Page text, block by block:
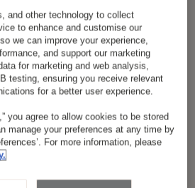
and other technology to collect
to enhance and customise our
we can improve your experience,
and support our marketing
for marketing and web analysis,
testing, ensuring you receive relevant
for a better user experience.
you agree to allow cookies to be stored
manage your preferences at any time by
For more information, please